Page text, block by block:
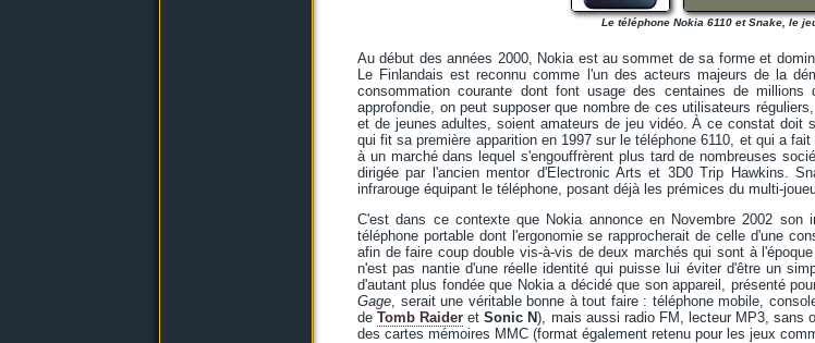
Le téléphone Nokia 6110 et Snake, le
Au début des années 2000, Nokia est au sommet de sa forme et
Le Finlandais est reconnu comme l'un des acteurs majeurs de la
consommation courante dont font usage des centaines de
approfondie, on peut supposer que nombre de ces utilisateurs
et de jeunes adultes, soient amateurs de jeu vidéo. À ce constat doit
qui fit sa première apparition en 1997 sur le téléphone 6110, et qui a
à un marché dans lequel s'engouffrèrent plus tard de nombreuses
dirigée par l'ancien mentor d'Electronic Arts et 3D0 Trip Hawkins.
infrarouge équipant le téléphone, posant déjà les prémices du multi-
C'est dans ce contexte que Nokia annonce en Novembre 2002
téléphone portable dont l'ergonomie se rapprocherait de celle d'une
afin de faire coup double vis-à-vis de deux marchés qui sont à
n'est pas nantie d'une réelle identité qui puisse lui éviter d'être un
d'autant plus fondée que Nokia a décidé que son appareil, présenté
Gage, serait une véritable bonne à tout faire : téléphone mobile,
deTomb Raider etSonic N), mais aussi radio FM, lecteur MP3, sans
des cartes mémoires MMC (format également retenu pour les jeux